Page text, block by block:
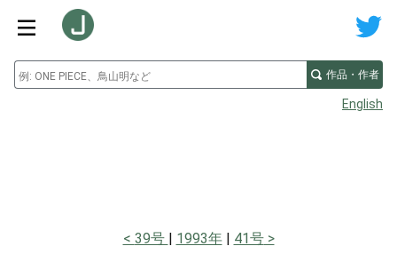
作品・作者
English
39号 1993年 41号